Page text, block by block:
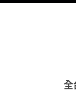
全